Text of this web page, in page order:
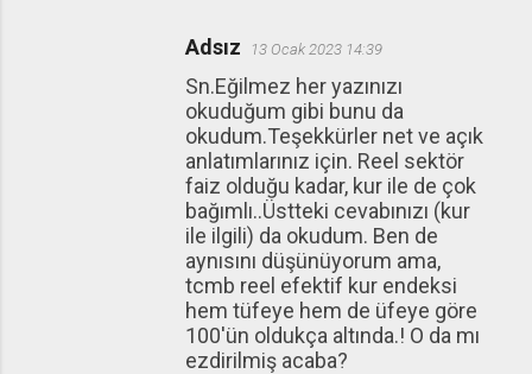
Adsız 13 Ocak 2023 14:39
Sn.Eğilmez her yazınızı
okuduğum gibi bunu da
okudum.Teşekkürler net ve açık
anlatımlarınız için. Reel sektör
faiz olduğu kadar, kur ile de çok
bağımlı..Üstteki cevabınızı (kur
ile ilgili) da okudum. Ben de
aynısını düşünüyorum ama,
tcmb reel efektif kur endeksi
hem tüfeye hem de üfeye göre
100'ün oldukça altında.! O da mı
ezdirilmiş acaba?